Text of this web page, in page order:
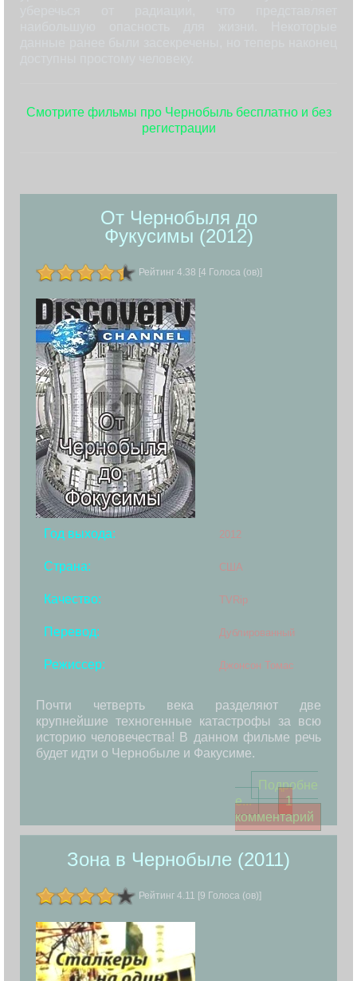
Смотрите фильмы про Чернобыль бесплатно и без
регистрации
От Чернобыля до
Фукусимы (2012)
Рейтинг 4.38 [4 Голоса (ов)]
Год выхода: 2012
Страна: США
Качество: TVRip
Перевод: Дублированный
Режиссер: Джонсон Томас
Почти четверть века разделяют две
крупнейшие техногенные катастрофы за всю
историю человечества! В данном фильме речь
будет идти о Чернобыле и Факусиме.
Подробне
е...
1
комментарий
Зона в Чернобыле (2011)
Рейтинг 4.11 [9 Голоса (ов)]